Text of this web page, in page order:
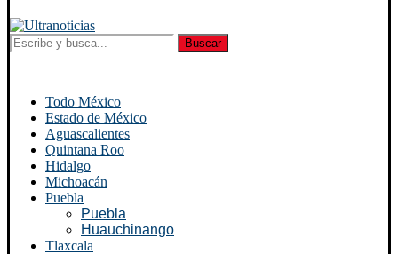
Buscar
Todo México
Estado de México
Aguascalientes
Quintana Roo
Hidalgo
Michoacán
Puebla
Puebla
Huauchinango
Tlaxcala